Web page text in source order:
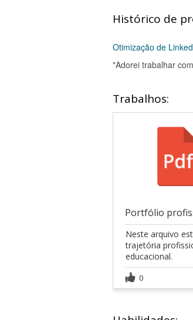
Histórico de
Otimização de
"Adorei trabalhar
Trabalhos:
Portfólio
Neste arquivo
trajetória
educacional.
0